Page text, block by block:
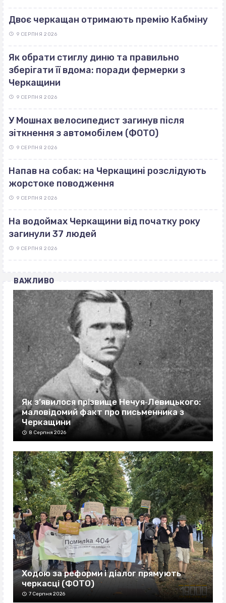
Двоє черкащан отримають премію Кабміну
9 СЕРПНЯ 2026
Як обрати стиглу диню та правильно
зберігати її вдома: поради фермерки з
Черкащини
9 СЕРПНЯ 2026
У Мошнах велосипедист загинув після
зіткнення з автомобілем (ФОТО)
9 СЕРПНЯ 2026
Напав на собак: на Черкащині розслідують
жорстоке поводження
9 СЕРПНЯ 2026
На водоймах Черкащини від початку року
загинули 37 людей
9 СЕРПНЯ 2026
ВАЖЛИВО
Як з’явилося прізвище Нечуя‐Левицького:
маловідомий факт про письменника з
Черкащини
8 Серпня 2026
Ходою за реформи і діалог прямують
черкасці (ФОТО)
7 Серпня 2026